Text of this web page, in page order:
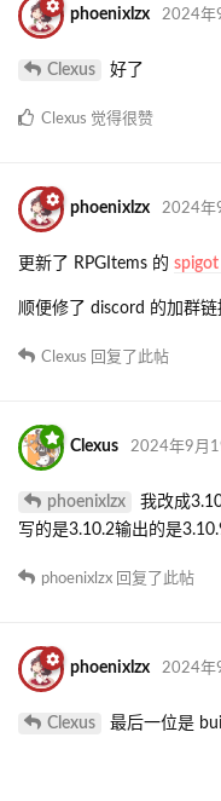
phoenixlzx 2024年
Clexus 好了
Clexus 觉得很赞
phoenixlzx 2024年
更新了 RPGItems 的
顺便修了 discord 的加群链
Clexus 回复了此帖
Clexus 2024年9月
phoenixlzx
我改成
写的是3.10.2输出的是
phoenixlzx 回复了此帖
phoenixlzx 2024年
Clexus 最后一位是